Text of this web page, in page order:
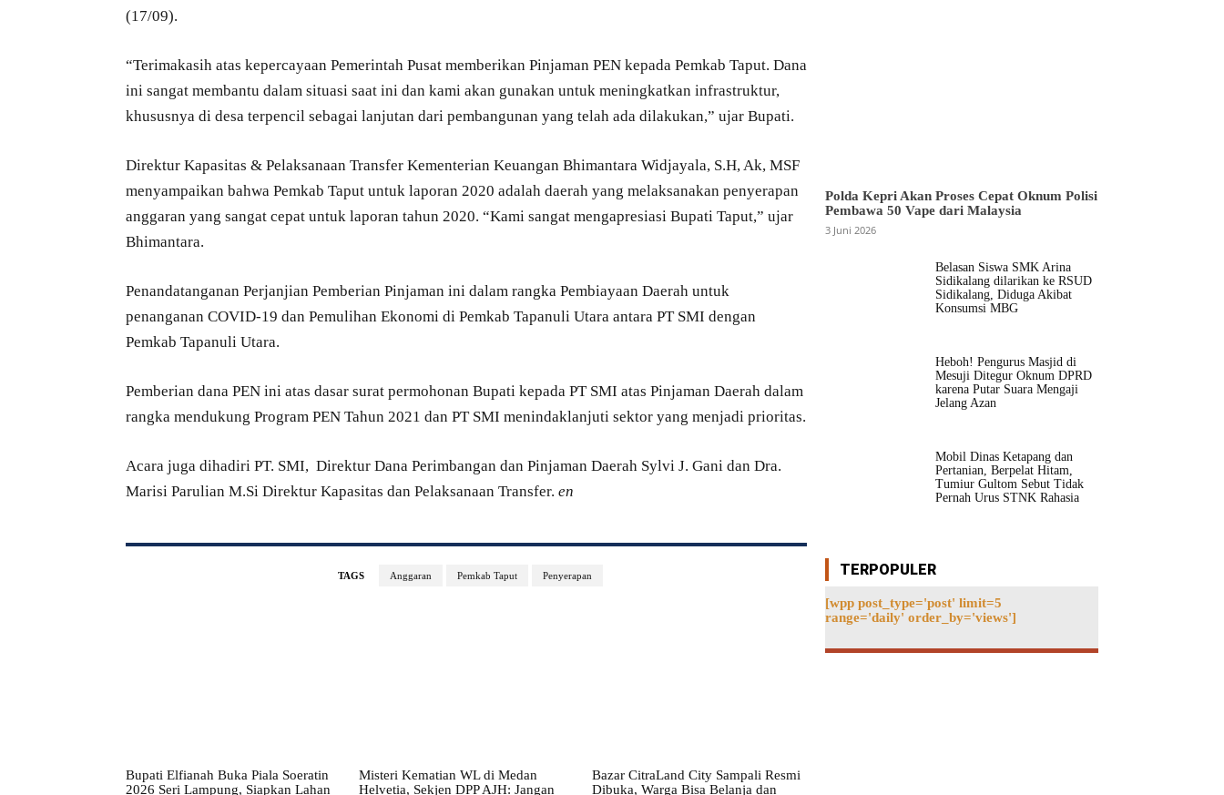
(17/09).
“Terimakasih atas kepercayaan Pemerintah Pusat memberikan Pinjaman PEN kepada Pemkab Taput. Dana
ini sangat membantu dalam situasi saat ini dan kami akan gunakan untuk meningkatkan infrastruktur,
khususnya di desa terpencil sebagai lanjutan dari pembangunan yang telah ada dilakukan,” ujar Bupati.
Direktur Kapasitas & Pelaksanaan Transfer Kementerian Keuangan Bhimantara Widjayala, S.H, Ak, MSF
menyampaikan bahwa Pemkab Taput untuk laporan 2020 adalah daerah yang melaksanakan penyerapan
anggaran yang sangat cepat untuk laporan tahun 2020. “Kami sangat mengapresiasi Bupati Taput,” ujar
Bhimantara.
Penandatanganan Perjanjian Pemberian Pinjaman ini dalam rangka Pembiayaan Daerah untuk
penanganan COVID-19 dan Pemulihan Ekonomi di Pemkab Tapanuli Utara antara PT SMI dengan
Pemkab Tapanuli Utara.
Pemberian dana PEN ini atas dasar surat permohonan Bupati kepada PT SMI atas Pinjaman Daerah dalam
rangka mendukung Program PEN Tahun 2021 dan PT SMI menindaklanjuti sektor yang menjadi prioritas.
Acara juga dihadiri PT. SMI, Direktur Dana Perimbangan dan Pinjaman Daerah Sylvi J. Gani dan Dra.
Marisi Parulian M.Si Direktur Kapasitas dan Pelaksanaan Transfer. en
TAGS Anggaran Pemkab Taput Penyerapan
Bupati Elfianah Buka Piala Soeratin
2026 Seri Lampung, Siapkan Lahan
Misteri Kematian WL di Medan
Helvetia, Sekjen DPP AJH: Jangan
Bazar CitraLand City Sampali Resmi
Dibuka, Warga Bisa Belanja dan
Polda Kepri Akan Proses Cepat Oknum Polisi
Pembawa 50 Vape dari Malaysia
3 Juni 2026
Belasan Siswa SMK Arina
Sidikalang dilarikan ke RSUD
Sidikalang, Diduga Akibat
Konsumsi MBG
Heboh! Pengurus Masjid di
Mesuji Ditegur Oknum DPRD
karena Putar Suara Mengaji
Jelang Azan
Mobil Dinas Ketapang dan
Pertanian, Berpelat Hitam,
Tumiur Gultom Sebut Tidak
Pernah Urus STNK Rahasia
TERPOPULER
[wpp post_type='post' limit=5
range='daily' order_by='views']